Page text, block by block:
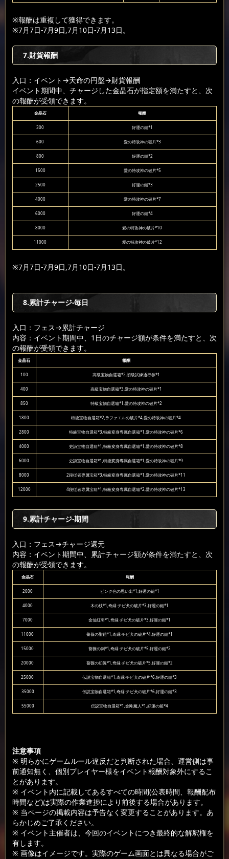
※報酬は重複して獲得できます。
※7月7日-7月9日,7月10日-7月13日。
7.財貨報酬
入口：イベント →天命の円盤→財貨報酬
イベント期間中、チャージした金晶石が指定額を満たすと、次
の報酬が受領できます。
金晶石 報酬
300 好運の鎚*1
600 愛の特攻神の破片*3
800 好運の鎚*2
1500 愛の特攻神の破片*5
2500 好運の鎚*3
4000 愛の特攻神の破片*7
6000 好運の鎚*4
8000 愛の特攻神の破片*10
11000 愛の特攻神の破片*12
※7月7日-7月9日,7月10日-7月13日。
8.累計チャージ-毎日
入口：フェス→累計チャージ
内容：イベント期間中、1日のチャージ額が条件を満たすと、次
の報酬が受領できます。
金晶石 報酬
100 高級宝物自選箱*2,初級試練通行券*1
400 高級宝物自選箱*3,愛の特攻神の破片*1
850 特級宝物自選箱*1,愛の特攻神の破片*2
1800 特級宝物自選箱*2,ラファエルの破片*4,愛の特攻神の破片*4
2800 特級宝物自選箱*3,特級変身専属自選箱*1,愛の特攻神の破片*6
4000 史詩宝物自選箱*1,特級変身専属自選箱*1,愛の特攻神の破片*8
6000 史詩宝物自選箱*1,特級変身専属自選箱*1,愛の特攻神の破片*9
8000 2段従者専属宝箱*3,特級変身専属自選箱*1,愛の特攻神の破片*11
12000 4段従者専属宝箱*1,特級変身専属自選箱*2,愛の特攻神の破片*13
9.累計チャージ-期間
入口：フェス→チャージ還元
内容：イベント期間中、累計チャージ額が条件を満たすと、次
の報酬が受領できます。
金晶石 報酬
2000 ピンク色の思い出*1,好運の鎚*1
4000 木の枝*1,奇縁·チビ犬の破片*3,好運の鎚*1
7000 金仙紅羽*1,奇縁·チビ犬の破片*3,好運の鎚*1
11000 薔薇の聖鎧*1,奇縁·チビ犬の破片*4,好運の鎚*1
15000 薔薇の剣*1,奇縁·チビ犬の破片*5,好運の鎚*2
20000 薔薇の幻翼*1,奇縁·チビ犬の破片*5,好運の鎚*2
25000 伝説宝物自選箱*1,奇縁·チビ犬の破片*6,好運の鎚*3
35000 伝説宝物自選箱*1,奇縁·チビ犬の破片*6,好運の鎚*3
55000 伝説宝物自選箱*1,金剛魔人*1,好運の鎚*4
注意事項
※ 明らかにゲームルール違反だと判断された場合、運営側は事
前通知無く、個別プレイヤー様をイベント報酬対象外にするこ
とがあります。
※ イベント内に記載してあるすべての時間(公表時間、報酬配布
時間など)は実際の作業進捗により前後する場合があります。
※ 当ページの掲載内容は予告なく変更することがあります。あ
らかじめご了承ください。
※ イベント主催者は、今回のイベントにつき最終的な解釈権を
有します。
※ 画像はイメージです。実際のゲーム画面とは異なる場合がご